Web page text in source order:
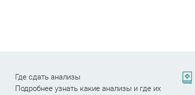
Где сдать анализы
Подробнее узнать какие анализы и где их